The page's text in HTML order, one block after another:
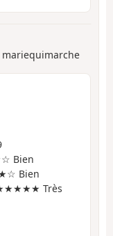
mariequimarche
Bien
Bien
Très